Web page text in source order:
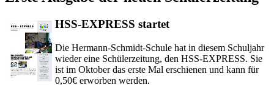
HSS-EXPRESS startet
Die Hermann-Schmidt-Schule hat in diesem Schuljahr
wieder eine Schülerzeitung, den HSS-EXPRESS. Sie
ist im Oktober das erste Mal erschienen und kann für
0,50€ erworben werden.